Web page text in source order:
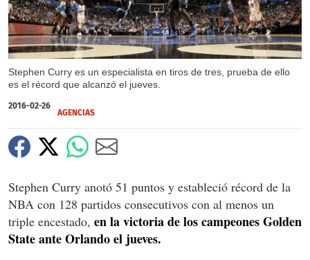
Stephen Curry es un especialista en tiros de tres, prueba de ello
es el récord que alcanzó el jueves.
2016-02-26
AGENCIAS
Stephen Curry anotó 51 puntos y estableció récord de la
NBA con 128 partidos consecutivos con al menos un
triple encestado, en la victoria de los campeones Golden
State ante Orlando el jueves.